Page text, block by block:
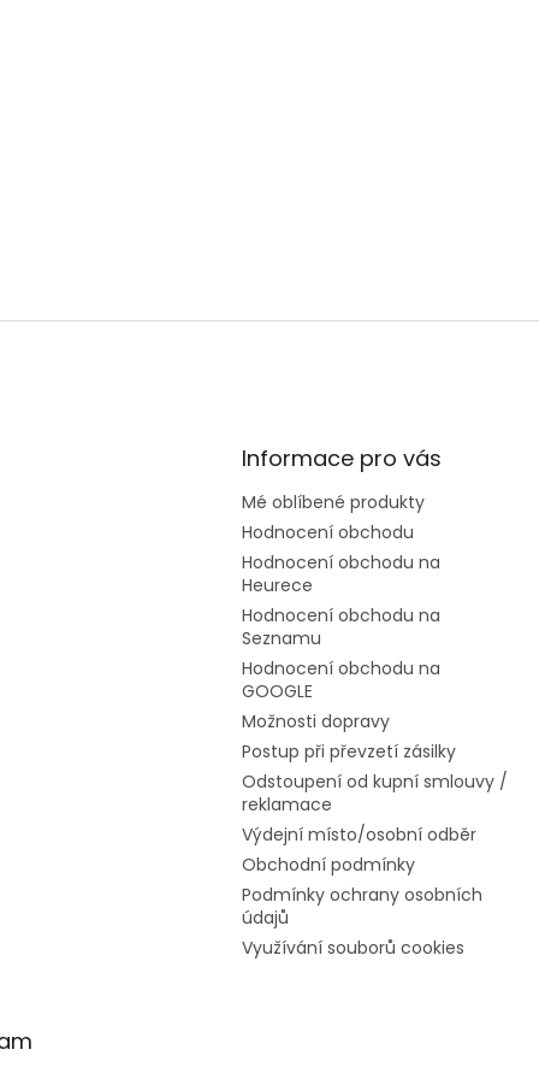
Informace pro vás
Mé oblíbené produkty
Hodnocení obchodu
Hodnocení obchodu na
Heurece
Hodnocení obchodu na
Seznamu
Hodnocení obchodu na
GOOGLE
Možnosti dopravy
Postup při převzetí zásilky
Odstoupení od kupní smlouvy /
reklamace
Výdejní místo/osobní odběr
Obchodní podmínky
Podmínky ochrany osobních
údajů
Využívání souborů cookies